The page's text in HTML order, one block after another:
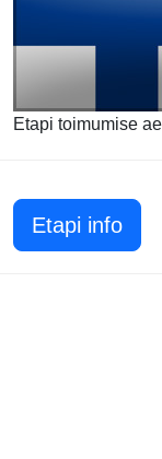
Etapi toimumise
Etapi info